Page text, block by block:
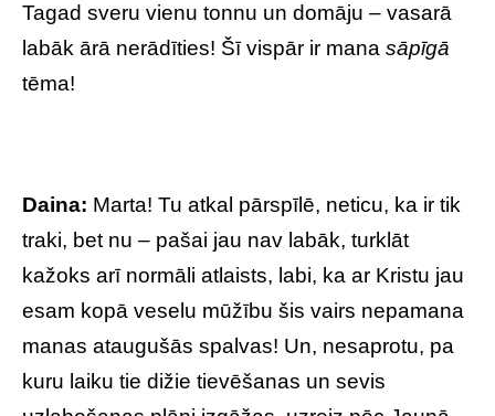
Tagad sveru vienu tonnu un domāju – vasarā
labāk ārā nerādīties! Šī vispār ir mana sāpīgā
tēma!
Daina: Marta! Tu atkal pārspīlē, neticu, ka ir tik
traki, bet nu – pašai jau nav labāk, turklāt
kažoks arī normāli atlaists, labi, ka ar Kristu jau
esam kopā veselu mūžību šis vairs nepamana
manas ataugušās spalvas! Un, nesaprotu, pa
kuru laiku tie dižie tievēšanas un sevis